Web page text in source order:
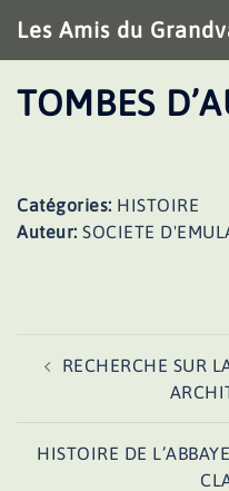
au
contenu
Les Amis du
TOMBES
Catégories: HISTOIRE
Auteur: SOCIETE
d’article
RECHERCHE SUR
HISTOIRE DE